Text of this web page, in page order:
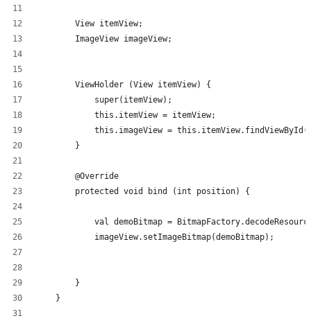
        View itemView;
        ImageView imageView;
        ViewHolder (View itemView) {
            super(itemView);
            this.itemView = itemView;
this.imageView =
        }
        @Override
        protected void bind (int position) {
val demoBitmap =
            imageView.setImageBitmap(demoBitmap);
        }
    }